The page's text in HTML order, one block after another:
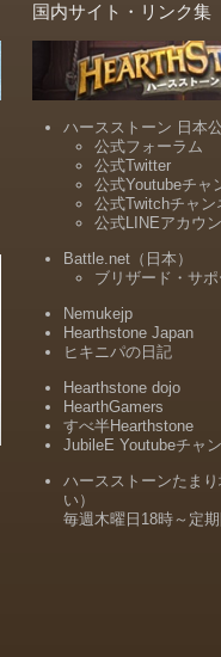
国内サイト・リンク集
ハースストーン 日本
公式フォーラム
公式Twitter
公式Youtubeチャ
公式Twitchチャン
公式LINEアカウ
Battle.net（日本）
ブリザード・サポ
Nemukejp
Hearthstone Japan
ヒキニパの日記
Hearthstone dojo
HearthGamers
すべ半Hearthstone
JubileE Youtubeチャ
ハースストーンたま
い）
毎週木曜日18時～定期